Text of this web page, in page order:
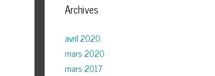
Archives
avril 2020
mars 2020
mars 2017